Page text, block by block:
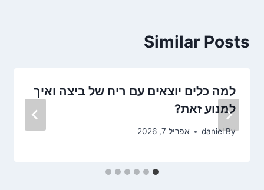
Similar Posts
למה כלים יוצאים עם ריח של ביצה ואיך
למנוע זאת?
By
daniel אפריל 7, 2026